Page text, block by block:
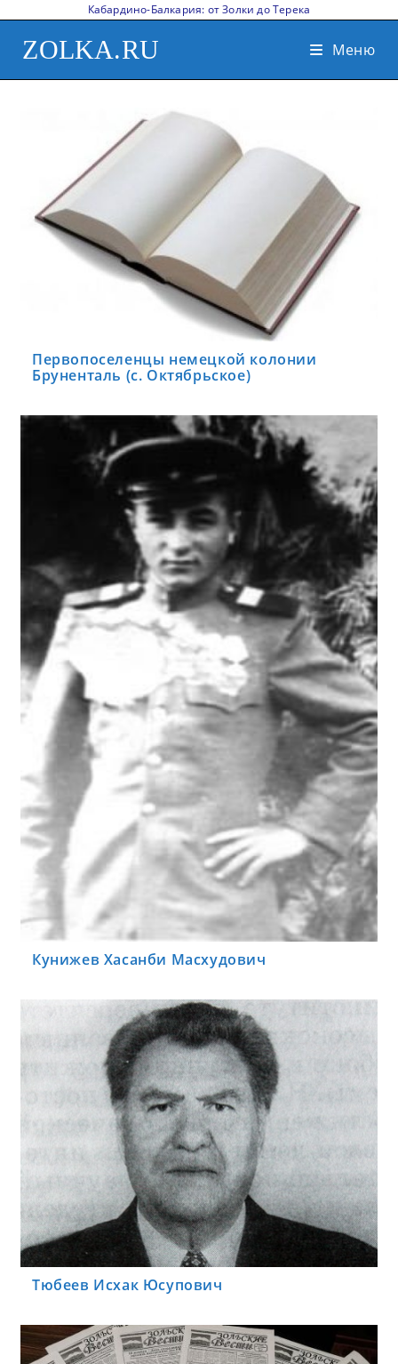
Кабардино-Балкария: от Золки до Терека
ZOLKA.RU Меню
Первопоселенцы немецкой колонии
Бруненталь (с. Октябрьское)
Кунижев Хасанби Масхудович
Тюбеев Исхак Юсупович